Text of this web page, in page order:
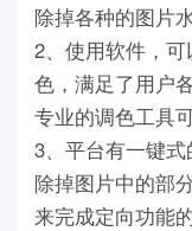
除掉各种的图片
2、使用软件，
色，满足了用户
专业的调色工具
3、平台有一键
除掉图片中的部
来完成定向功能